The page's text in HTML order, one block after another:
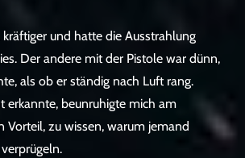
kräftiger und hatte die Ausstrahlung
Der andere mit der Pistole war dünn,
als ob er ständig nach Luft rang.
erkannte, beunruhigte mich am
Vorteil, zu wissen, warum jemand